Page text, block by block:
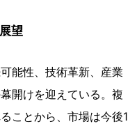
望
能性、技術革新、産業
開けを迎えている。複
ことから、市場は今後1